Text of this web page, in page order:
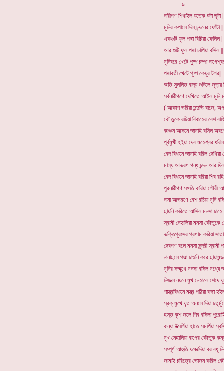
৯
নারীগণ শিখাইল যতেক ঘটা ছুটা |
মুনির কপালে দিল চন্দনের ফোঁটা ||
একগুটি ফুল পদ্মা বিচিয়া ফেলিল |
আর গুটি ফুল পদ্মা চাপিয়া বসিল ||
মুনিবরে খেটে পুষ্প চম্পা
পদ্মাবতী খেটে পুষ্প কেয়ুর টগর||
অতি সুললিত বাদ্য শুনিলে জুড়ায়
সর্বনারীগণে দেখিতে আইল মুনি
( আকাশ ভরিয়া দুন্দুভি বাজে,
কৌতুকে রচিয়া বিবাহের বেশ
কাঞ্চন আসনে জামাই বসিল
পূর্বমুখী হইয়া দেব মহেশ্বর
বেদ বিধানে জামাই বরিল
মাল্য আভরণ গন্ধ চন্দন আর
বেদ বিধানে জামাই বরিয়া শিব
পুরনারীগণ সঙ্গতি করিয়া গৌরী
নানা আভরণে বেশ রচিয়া মুনি
ছায়নি করিতে আসিল মনসা চাহে
স্বামী নেহালিয়া মনসা কৌতুকে
ভক্তিপুরঃসর প্রণাম করিয়া
দেবগণ বলে মনসা সুন্দরী স্বামী
নানাছলে পদ্মা চাওনি করে
মুনির সম্মুখে মনসা বসিল মধ্যে
নিজ্জল নয়নে মুখ নেহালে শেষে
শাস্ত্রবিধানে মন্ত্র পঠিয়া বহ্মা
স্রক্ মুখে ঘৃত অনলে দিয়া
হস্ত কুশ জলে শিব বসিলা
কন্যা উত্সর্গিয়া হাতে সমর্পিয়া
মুখ নেহালিয়া বাপের কৌতুক
সম্পূর্ণ আহুতি যজ্ঞেদিয়া বর বধূ
জামাই চরিত্রে ভোজন করিল